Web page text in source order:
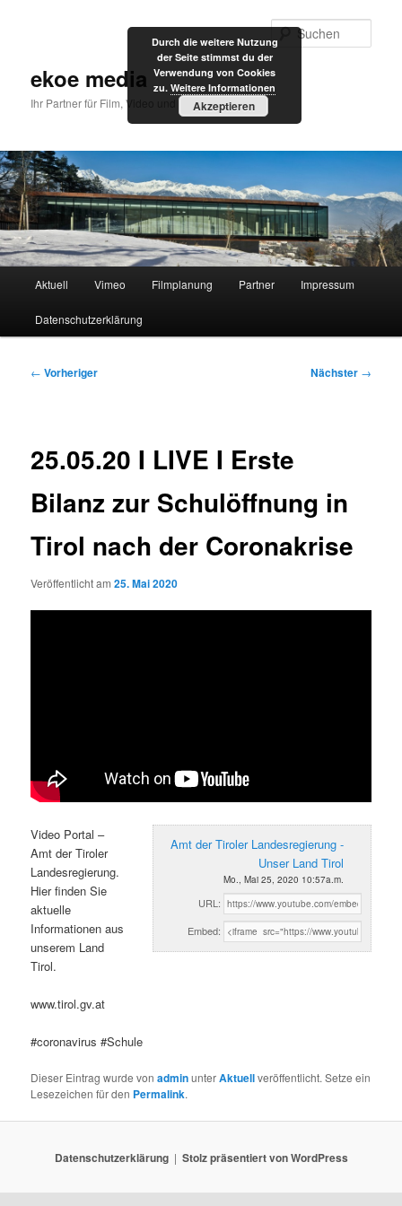
ekoe media
Ihr Partner für Film, Video und Internet
Aktuell Vimeo Filmplanung Partner Impressum
Datenschutzerklärung
Beitragsnavigation
← Vorheriger Nächster →
25.05.20 I LIVE I Erste
Bilanz zur Schulöffnung in
Tirol nach der Coronakrise
Veröffentlicht am25. Mai 2020
Amt der Tiroler Landesregierung -
Unser Land Tirol
Mo., Mai 25, 2020 10:57a.m.
URL:
Embed:
Video Portal –
Amt der Tiroler
Landesregierung.
Hier finden Sie
aktuelle
Informationen aus
unserem Land
Tirol.
www.tirol.gv.at
#coronavirus #Schule
Dieser Eintrag wurde vonadminunterAktuellveröffentlicht. Setze ein
Lesezeichen für den Permalink.
Datenschutzerklärung Stolz präsentiert von WordPress
Durch die weitere Nutzung
der Seite stimmst du der
Verwendung von Cookies
zu. Weitere Informationen
Akzeptieren